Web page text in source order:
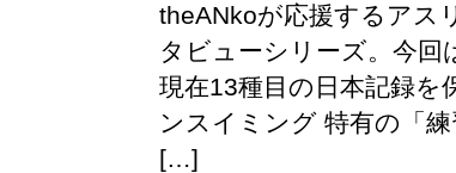
c
e
b
o
tt
er
theANkoが応援するアス
タビューシリーズ。今回
現在13種目の日本記録を
ンスイミング 特有の「
[…]